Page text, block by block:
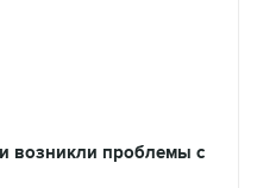
возникли проблемы с